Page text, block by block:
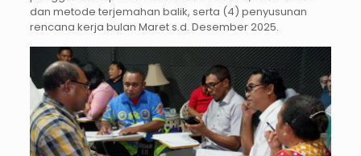
dan metode terjemahan balik, serta (4) penyusunan
rencana kerja bulan Maret s.d. Desember 2025.